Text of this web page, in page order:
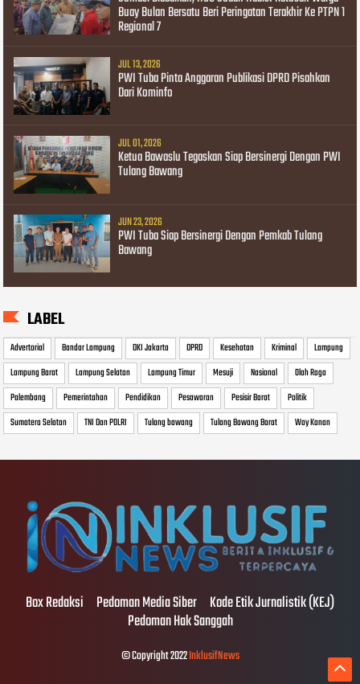
Buay Bulan Bersatu Beri Peringatan Terakhir Ke PTPN 1
Regional 7
JUL 13, 2026
PWI Tuba Pinta Anggaran Publikasi DPRD Pisahkan
Dari Kominfo
JUL 01, 2026
Ketua Bawaslu Tegaskan Siap Bersinergi Dengan PWI
Tulang Bawang
JUN 23, 2026
PWI Tuba Siap Bersinergi Dengan Pemkab Tulang
Bawang
LABEL
Advertorial Bandar Lampung DKI Jakarta DPRD Kesehatan Kriminal
Lampung
Lampung Barat
Lampung Selatan Lampung Timur Mesuji Nasional
Olah Raga
Palembang
Pemerintahan Pendidikan Pesawaran Pesisir Barat
Politik
Sumatera Selatan
TNI Dan POLRI Tulang bawang Tulang Bawang Barat Way Kanan
Box Redaksi Pedoman Media Siber Kode Etik Jurnalistik (KEJ)
Pedoman Hak Sanggah
© Copyright 2022InklusifNews